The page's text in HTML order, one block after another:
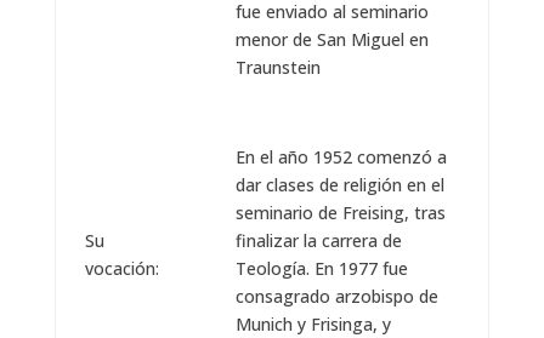
Su
vocación:
fue enviado al seminario
menor de San Miguel en
Traunstein
En el año 1952 comenzó a
dar clases de religión en el
seminario de Freising, tras
finalizar la carrera de
Teología. En 1977 fue
consagrado arzobispo de
Munich y Frisinga, y